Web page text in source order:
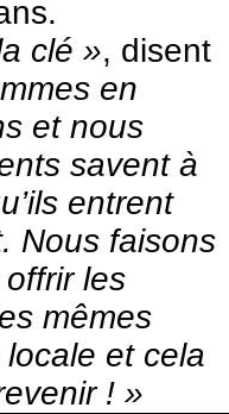
clé », disent
en
et nous
savent à
entrent
Nous faisons
les
mêmes
locale et cela
! »